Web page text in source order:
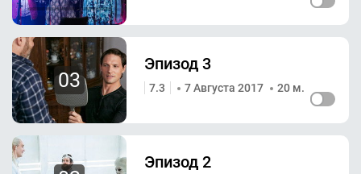
03
Эпизод 3
7.3 7 Августа 2017 20 м.
Эпизод 2